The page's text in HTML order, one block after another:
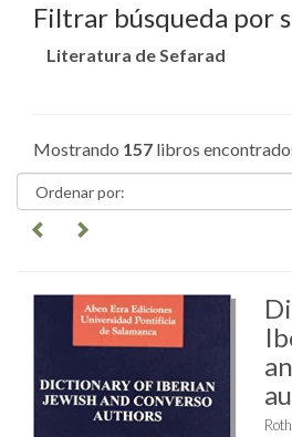
Filtrar búsqueda por
Literatura de Sefarad
Mostrando 157 libros